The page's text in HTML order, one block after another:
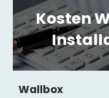
Kosten
Wallbox